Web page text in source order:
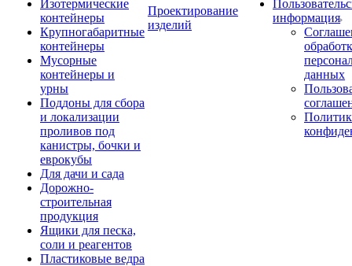
Изотермические
контейнеры
Крупногабаритные
контейнеры
Мусорные
контейнеры и
урны
Поддоны для сбора
и локализации
проливов под
канистры, бочки и
еврокубы
Для дачи и сада
Дорожно-
строительная
продукция
Ящики для песка,
соли и реагентов
Пластиковые ведра
Проектирование
изделий
информация
данных